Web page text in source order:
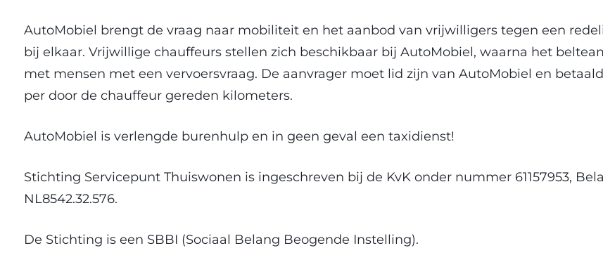
AutoMobiel brengt de vraag naar mobiliteit en het aanbod van vrijwilligers tegen een
bij elkaar. Vrijwillige chauffeurs stellen zich beschikbaar bij AutoMobiel, waarna het
met mensen met een vervoersvraag. De aanvrager moet lid zijn van AutoMobiel en
per door de chauffeur gereden kilometers.
AutoMobiel is verlengde burenhulp en in geen geval een taxidienst!
Stichting Servicepunt Thuiswonen is ingeschreven bij de KvK onder nummer 61157953,
NL8542.32.576.
De Stichting is een SBBI (Sociaal Belang Beogende Instelling).